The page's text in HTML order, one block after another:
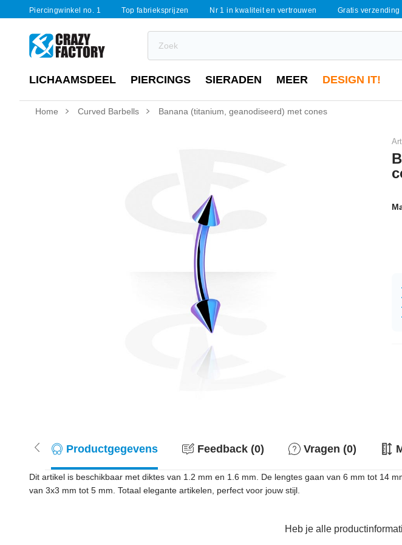
Piercingwinkel no. 1 Top fabrieksprijzen Nr 1 in kwaliteit en vertrouwen Gratis verzending
LICHAAMSDEEL PIERCINGS SIERADEN MEER DESIGN IT!
Home Curved Barbells Banana (titanium, geanodiseerd) met cones
Productgegevens Feedback (0) Vragen (0)
Dit artikel is beschikbaar met diktes van 1.2 mm en 1.6 mm. De lengtes gaan van 6 mm tot 14
van 3x3 mm tot 5 mm. Totaal elegante artikelen, perfect voor jouw stijl.
Heb je alle